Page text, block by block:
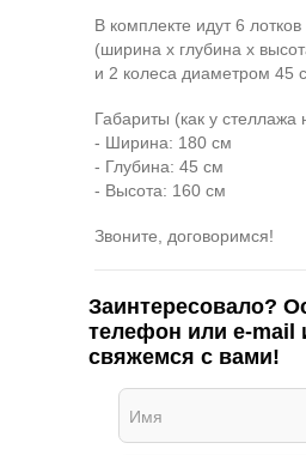
В комплекте идут 6
(ширина х глубина х
и 2 колеса диаметром 45
Габариты (как у стеллажа
- Ширина: 180 см
- Глубина: 45 см
- Высота: 160 см
Звоните, договоримся!
Заинтересовало?
телефон или e-mail
свяжемся с вами!